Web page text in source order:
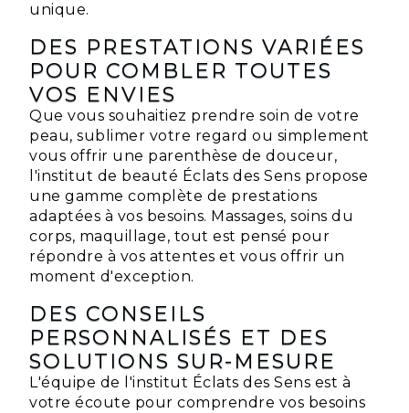
unique.
DES PRESTATIONS VARIÉES
POUR COMBLER TOUTES
VOS ENVIES
Que vous souhaitiez prendre soin de votre
peau, sublimer votre regard ou simplement
vous offrir une parenthèse de douceur,
l'institut de beauté Éclats des Sens propose
une gamme complète de prestations
adaptées à vos besoins. Massages, soins du
corps, maquillage, tout est pensé pour
répondre à vos attentes et vous offrir un
moment d'exception.
DES CONSEILS
PERSONNALISÉS ET DES
SOLUTIONS SUR-MESURE
L'équipe de l'institut Éclats des Sens est à
votre écoute pour comprendre vos besoins